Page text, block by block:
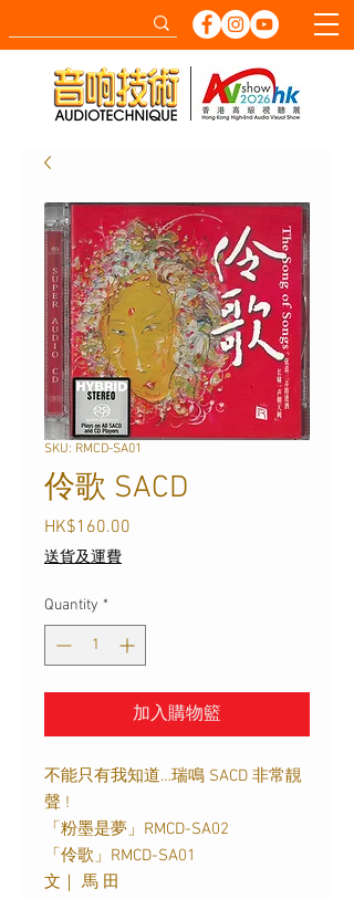
SKU: RMCD-SA01
伶歌 SACD
HK$160.00
送貨及運費
Quantity *
加入購物籃
不能只有我知道…瑞鳴 SACD 非常靚
聲 !
「粉墨是夢」RMCD-SA02
「伶歌」RMCD-SA01
文｜ 馬 田